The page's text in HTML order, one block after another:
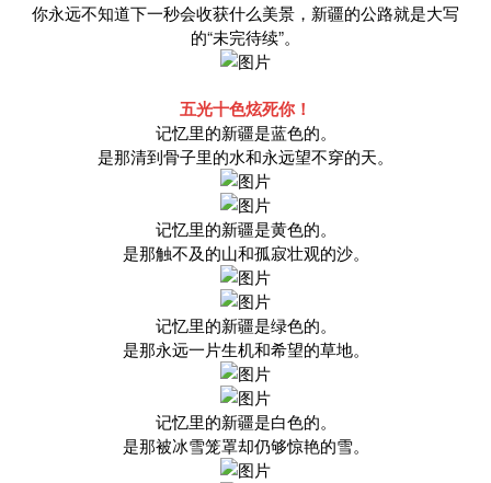
你永远不知道下一秒会收获什么美景，新疆的公路就是大写
的“未完待续”。
五光十色炫死你！
记忆里的新疆是蓝色的。
是那清到骨子里的水和永远望不穿的天。
记忆里的新疆是黄色的。
是那触不及的山和孤寂壮观的沙。
记忆里的新疆是绿色的。
是那永远一片生机和希望的草地。
记忆里的新疆是白色的。
是那被冰雪笼罩却仍够惊艳的雪。